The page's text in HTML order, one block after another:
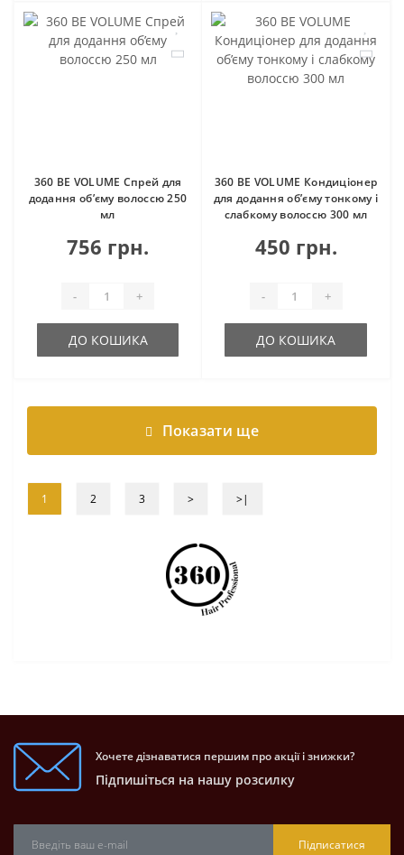
360 BE VOLUME Спрей для
додання об’єму волоссю 250
мл
756 грн.
- +
ДО КОШИКА
360 BE VOLUME Кондиціонер
для додання об’єму тонкому і
слабкому волоссю 300 мл
450 грн.
- +
ДО КОШИКА
Показати ще
1 2 3 > >|
Хочете дізнаватися першим про акції і знижки?
Підпишіться на нашу розсилку
Підписатися